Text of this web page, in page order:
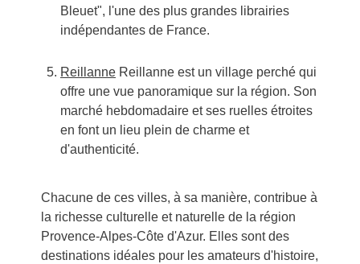
Bleuet", l'une des plus grandes librairies
indépendantes de France.
ReillanneReillanne est un village perché qui
offre une vue panoramique sur la région. Son
marché hebdomadaire et ses ruelles étroites
en font un lieu plein de charme et
d'authenticité.
Chacune de ces villes, à sa manière, contribue à
la richesse culturelle et naturelle de la région
Provence-Alpes-Côte d'Azur. Elles sont des
destinations idéales pour les amateurs d'histoire,